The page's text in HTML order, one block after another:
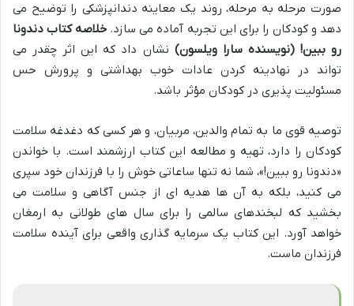
صورت مرحله به مرحله، روند یک معاینه دندانپزشکی را توضیح می
دهد و کودکان را برای این تجربه آماده می سازد. خلاصه کتاب دندونا
رو ببین! (نویسنده سارا ویلسون) نشان داد که این اثر چقدر می
تواند در نهادینه کردن عادات خوب بهداشتی و پرورش حس
مسئولیت پذیری در کودکان مؤثر باشد.
توصیه قوی ما به تمام والدین، مربیان، و هر کسی که دغدغه سلامت
کودکان را دارد، تهیه و مطالعه این کتاب ارزشمند است. با خواندن
«دندونا رو ببین!»، شما نه تنها ساعاتی خوش را با فرزندان خود سپری
می کنید، بلکه به آن ها هدیه ای از جنس آگاهی و سلامت می
بخشید که لبخندهای سالمی را برای سال های طولانی به ارمغان
خواهد آورد. این کتاب یک سرمایه گذاری واقعی برای آینده سلامت
فرزندان ماست.